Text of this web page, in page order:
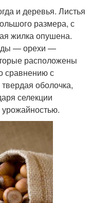
и деревья. Листья
размера, с
жилка опушена.
— орехи —
расположены
сравнению с
оболочка,
селекции